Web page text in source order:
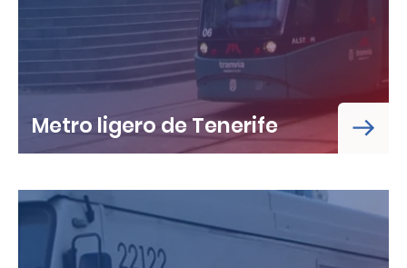
Metro ligero de Tenerife